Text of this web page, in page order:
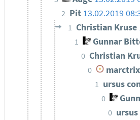
2 Pit 13.02.2019
1 Christian Kruse
1 Gunnar
0 Christian
0 marctrix
1 ursus
0
0